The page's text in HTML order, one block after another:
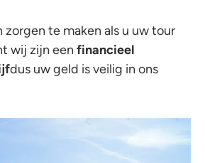
te maken als u uw tour
wij zijn een financieel
dus uw geld is veilig in ons